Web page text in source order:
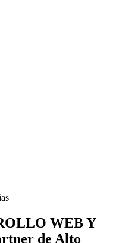
WEB Y
de Alto